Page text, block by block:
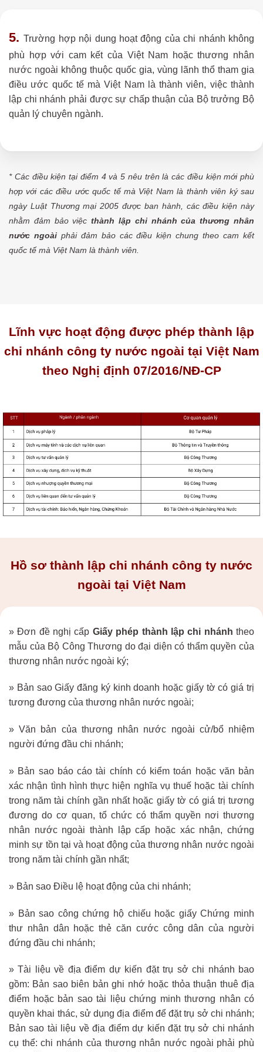
5.Trường hợp nội dung hoạt động của chi nhánh không
phù hợp với cam kết của Việt Nam hoặc thương nhân
nước ngoài không thuộc quốc gia, vùng lãnh thổ tham gia
điều ước quốc tế mà Việt Nam là thành viên, việc thành
lập chi nhánh phải được sự chấp thuận của Bộ trưởng Bộ
quản lý chuyên ngành.
* Các điều kiện tại điểm 4 và 5 nêu trên là các điều kiện mới phù
hợp với các điều ước quốc tế mà Việt Nam là thành viên ký sau
ngày Luật Thương mại 2005 được ban hành, các điều kiện này
nhằm đảm bảo việcthành lập chi nhánh của thương nhân
nước ngoàiphải đảm bảo các điều kiện chung theo cam kết
quốc tế mà Việt Nam là thành viên.
Lĩnh vực hoạt động được phép thành lập
chi nhánh công ty nước ngoài tại Việt Nam
theo Nghị định 07/2016/NĐ-CP
Hồ sơ thành lập chi nhánh công ty nước
ngoài tại Việt Nam
» Đơn đề nghị cấp Giấy phép thành lập chi nhánh theo
mẫu của Bộ Công Thương do đại diện có thẩm quyền của
thương nhân nước ngoài ký;
» Bản sao Giấy đăng ký kinh doanh hoặc giấy tờ có giá trị
tương đương của thương nhân nước ngoài;
» Văn bản của thương nhân nước ngoài cử/bổ nhiệm
người đứng đầu chi nhánh;
» Bản sao báo cáo tài chính có kiểm toán hoặc văn bản
xác nhận tình hình thực hiện nghĩa vụ thuế hoặc tài chính
trong năm tài chính gần nhất hoặc giấy tờ có giá trị tương
đương do cơ quan, tổ chức có thẩm quyền nơi thương
nhân nước ngoài thành lập cấp hoặc xác nhận, chứng
minh sự tồn tại và hoạt động của thương nhân nước ngoài
trong năm tài chính gần nhất;
» Bản sao Điều lệ hoạt động của chi nhánh;
» Bản sao công chứng hộ chiếu hoặc giấy Chứng minh
thư nhân dân hoặc thẻ căn cước công dân của người
đứng đầu chi nhánh;
» Tài liệu về địa điểm dự kiến đặt trụ sở chi nhánh bao
gồm: Bản sao biên bản ghi nhớ hoặc thỏa thuận thuê địa
điểm hoặc bản sao tài liệu chứng minh thương nhân có
quyền khai thác, sử dụng địa điểm để đặt trụ sở chi nhánh;
Bản sao tài liệu về địa điểm dự kiến đặt trụ sở chi nhánh
cụ thể: chi nhánh của thương nhân nước ngoài phải phù